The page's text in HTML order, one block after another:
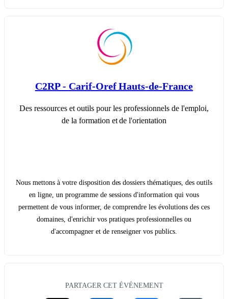
C2RP - Carif-Oref Hauts-de-France
Des ressources et outils pour les professionnels de l'emploi,
de la formation et de l'orientation
Nous mettons à votre disposition des dossiers thématiques, des outils
en ligne, un programme de sessions d'information qui vous
permettent de vous informer, de comprendre les évolutions des ces
domaines, d'enrichir vos pratiques professionnelles ou
d'accompagner et de renseigner vos publics.
PARTAGER CET ÉVÉNEMENT